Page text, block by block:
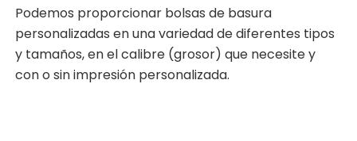
Podemos proporcionar bolsas de basura
personalizadas en una variedad de diferentes tipos
y tamaños, en el calibre (grosor) que necesite y
con o sin impresión personalizada.